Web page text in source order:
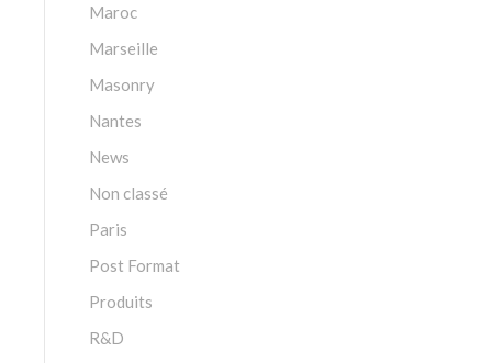
Maroc
Marseille
Masonry
Nantes
News
Non classé
Paris
Post Format
Produits
R&D